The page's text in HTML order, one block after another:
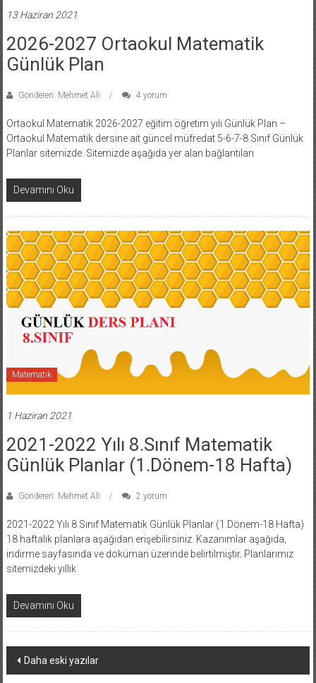
13 Haziran 2021
2026-2027 Ortaokul Matematik
Günlük Plan
Gönderen: Mehmet Ali 4 yorum
Ortaokul Matematik 2026-2027 eğitim öğretim yılı Günlük Plan –
Ortaokul Matematik dersine ait güncel müfredat 5-6-7-8.Sınıf Günlük
Planlar sitemizde. Sitemizde aşağıda yer alan bağlantıları
Devamını Oku
Matematik
1 Haziran 2021
2021-2022 Yılı 8.Sınıf Matematik
Günlük Planlar (1.Dönem-18 Hafta)
Gönderen: Mehmet Ali 2 yorum
2021-2022 Yılı 8.Sınıf Matematik Günlük Planlar (1.Dönem-18 Hafta)
18 haftalık planlara aşağıdan erişebilirsiniz. Kazanımlar aşağıda,
indirme sayfasında ve doküman üzerinde belirtilmiştir. Planlarımız
sitemizdeki yıllık
Devamını Oku
Yazı
Daha eski yazılar